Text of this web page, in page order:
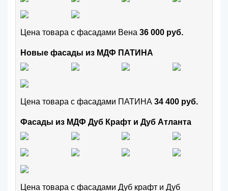
Цена товара с фасадами Вена 36 000 руб.
Новые фасады из МДФ ПАТИНА
Цена товара с фасадами ПАТИНА 34 400 руб.
Фасады из МДФ Дуб Крафт и Дуб Атланта
Цена товара с фасадами Дуб крафт и Дуб